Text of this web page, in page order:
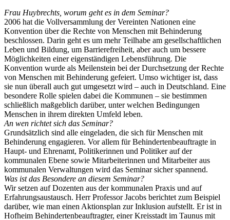
Frau Huybrechts, worum geht es in dem Seminar?
2006 hat die Vollversammlung der Vereinten Nationen eine
Konvention über die Rechte von Menschen mit Behinderung
beschlossen. Darin geht es um mehr Teilhabe am gesellschaftlichen
Leben und Bildung, um Barrierefreiheit, aber auch um bessere
Möglichkeiten einer eigenständigen Lebensführung. Die
Konvention wurde als Meilenstein bei der Durchsetzung der Rechte
von Menschen mit Behinderung gefeiert. Umso wichtiger ist, dass
sie nun überall auch gut umgesetzt wird – auch in Deutschland. Eine
besondere Rolle spielen dabei die Kommunen – sie bestimmen
schließlich maßgeblich darüber, unter welchen Bedingungen
Menschen in ihrem direkten Umfeld leben.
An wen richtet sich das Seminar?
Grundsätzlich sind alle eingeladen, die sich für Menschen mit
Behinderung engagieren. Vor allem für Behindertenbeauftragte in
Haupt- und Ehrenamt, Politikerinnen und Politiker auf der
kommunalen Ebene sowie Mitarbeiterinnen und Mitarbeiter aus
kommunalen Verwaltungen wird das Seminar sicher spannend.
Was ist das Besondere an diesem Seminar?
Wir setzen auf Dozenten aus der kommunalen Praxis und auf
Erfahrungsaustausch. Herr Professor Jacobs berichtet zum Beispiel
darüber, wie man einen Aktionsplan zur Inklusion aufstellt. Er ist in
Hofheim Behindertenbeauftragter, einer Kreisstadt im Taunus mit